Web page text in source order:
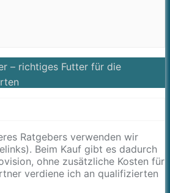
– richtiges Futter für die
Ratgebers verwenden wir
Beim Kauf gibt es dadurch
ohne zusätzliche Kosten für
verdiene ich an qualifizierten